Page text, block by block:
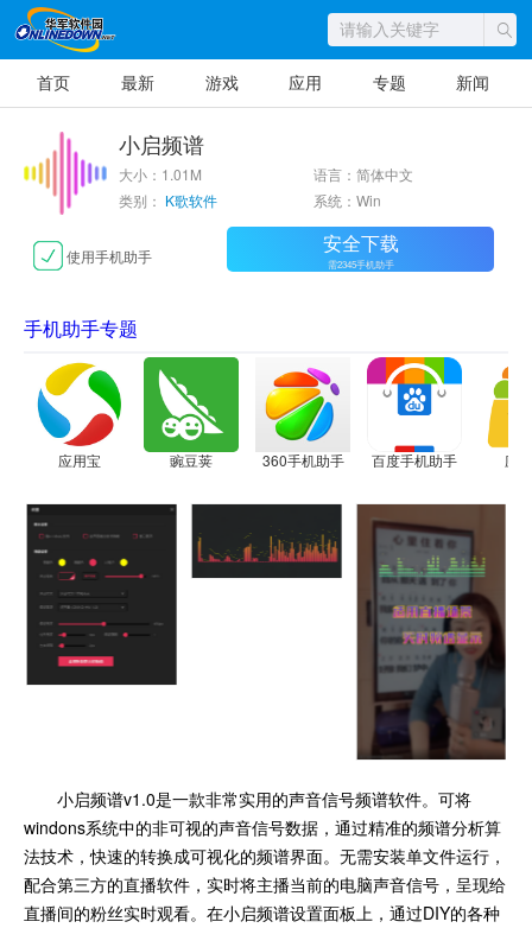
首页 最新 游戏 应用 专题 新闻
小启频谱
大小：1.01M
语言：简体中文
类别： K歌软件 系统：Win
使用手机助手 安全下载
需2345手机助手
手机助手专题
应用宝 豌豆荚 360手机助手 百度手机助手 应
小启频谱v1.0是一款非常实用的声音信号频谱软件。可将
windons系统中的非可视的声音信号数据，通过精准的频谱分析算
法技术，快速的转换成可视化的频谱界面。无需安装单文件运行，
配合第三方的直播软件，实时将主播当前的电脑声音信号，呈现给
直播间的粉丝实时观看。在小启频谱设置面板上，通过DIY的各种